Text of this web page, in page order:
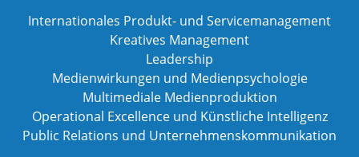
Internationales Produkt- und Servicemanagement
Kreatives Management
Leadership
Medienwirkungen und Medienpsychologie
Multimediale Medienproduktion
Operational Excellence und Künstliche Intelligenz
Public Relations und Unternehmenskommunikation